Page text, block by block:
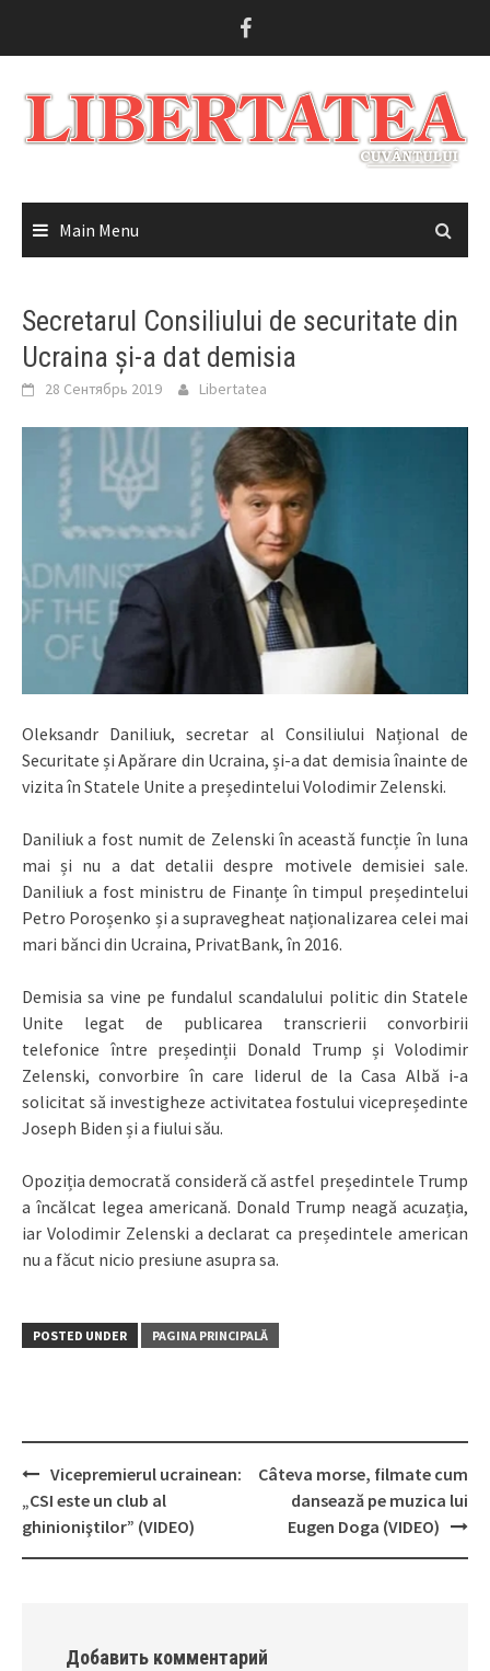
Main Menu
Secretarul Consiliului de securitate din
Ucraina și-a dat demisia
28 Сентябрь 2019 Libertatea
Oleksandr Daniliuk, secretar al Consiliului Național de
Securitate și Apărare din Ucraina, și-a dat demisia înainte de
vizita în Statele Unite a președintelui Volodimir Zelenski.
Daniliuk a fost numit de Zelenski în această funcție în luna
mai și nu a dat detalii despre motivele demisiei sale.
Daniliuk a fost ministru de Finanțe în timpul președintelui
Petro Poroșenko și a supravegheat naționalizarea celei mai
mari bănci din Ucraina, PrivatBank, în 2016.
Demisia sa vine pe fundalul scandalului politic din Statele
Unite legat de publicarea transcrierii convorbirii
telefonice între președinții Donald Trump și Volodimir
Zelenski, convorbire în care liderul de la Casa Albă i-a
solicitat să investigheze activitatea fostului vicepreședinte
Joseph Biden și a fiului său.
Opoziția democrată consideră că astfel președintele Trump
a încălcat legea americană. Donald Trump neagă acuzația,
iar Volodimir Zelenski a declarat ca președintele american
nu a făcut nicio presiune asupra sa.
POSTED UNDER PAGINA PRINCIPALĂ
Post
navigation
Vicepremierul ucrainean:
„CSI este un club al
ghinioniştilor” (VIDEO)
Câteva morse, filmate cum
dansează pe muzica lui
Eugen Doga (VIDEO)
Добавить комментарий